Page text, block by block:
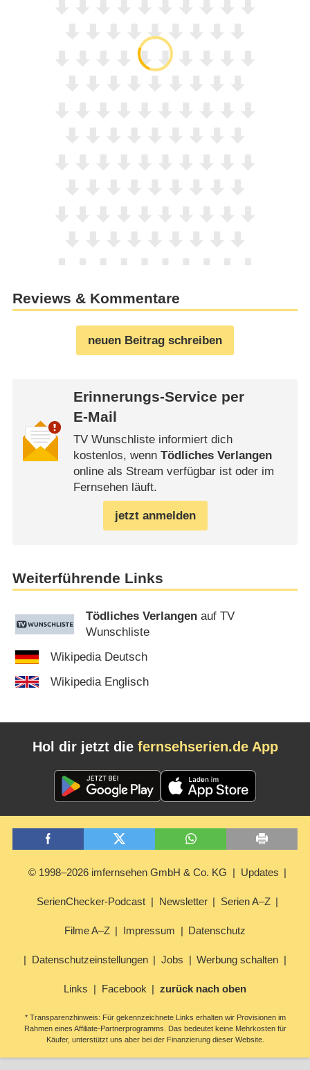
Reviews & Kommentare
neuen Beitrag schreiben
Erinnerungs-Service per
E-Mail
TV Wunschliste informiert dich
kostenlos, wenn Tödliches Verlangen
online als Stream verfügbar ist oder im
Fernsehen läuft.
jetzt anmelden
Weiterführende Links
Tödliches Verlangen auf TV
Wunschliste
Wikipedia Deutsch
Wikipedia Englisch
Hol dir jetzt die fernsehserien.de App
© 1998–2026 imfernsehen GmbH & Co. KG Updates
SerienChecker-Podcast Newsletter Serien A–Z
Filme A–Z Impressum Datenschutz
Datenschutzeinstellungen Jobs Werbung schalten
Links Facebook zurück nach oben
* Transparenzhinweis: Für gekennzeichnete Links erhalten wir Provisionen im
Rahmen eines Affiliate-Partnerprogramms. Das bedeutet keine Mehrkosten für
Käufer, unterstützt uns aber bei der Finanzierung dieser Website.